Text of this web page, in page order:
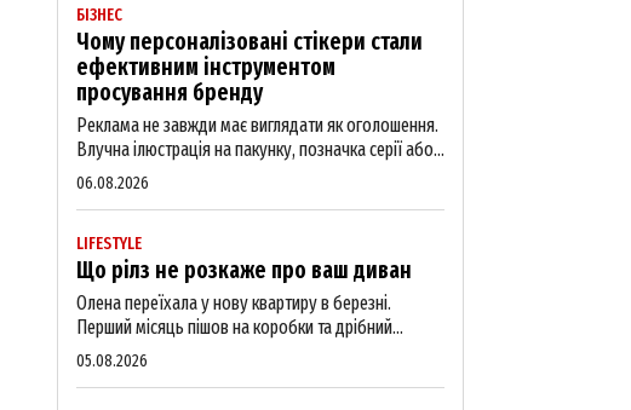
БІЗНЕС
Чому персоналізовані стікери стали
ефективним інструментом
просування бренду
Реклама не завжди має виглядати як оголошення.
Влучна ілюстрація на пакунку, позначка серії або...
06.08.2026
LIFESTYLE
Що рілз не розкаже про ваш диван
Олена переїхала у нову квартиру в березні.
Перший місяць пішов на коробки та дрібний...
05.08.2026